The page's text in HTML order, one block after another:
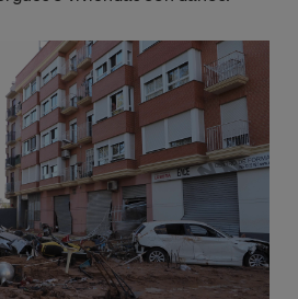
Image